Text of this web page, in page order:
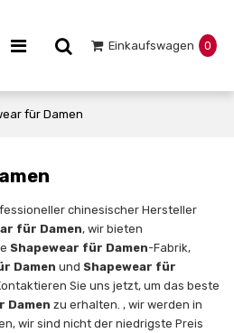
Einkaufswagen 0
für Damen
chinesischer Hersteller
für Damen, wir bieten
Shapewear für Damen-Fabrik,
Damen undShapewear für
Sie uns jetzt, um das beste
Damen zu erhalten. , wir werden in
wir sind nicht der niedrigste Preis